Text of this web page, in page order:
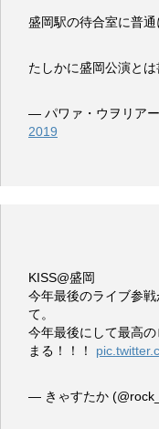
盛岡駅の待合室に普
たしかに盛岡公演と
— パワァ・ウヲリア
2019
KISS@盛岡
今年最後のライブ参
て。
今年最後にして最高
まる！！！
— きゃすたか